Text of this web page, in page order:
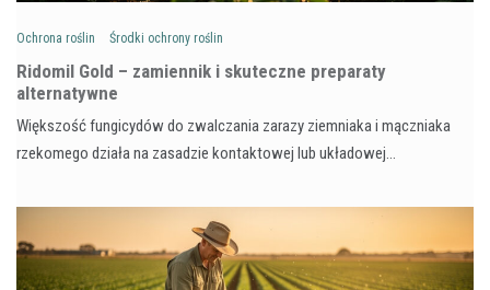
Ochrona roślin Środki ochrony roślin
Ridomil Gold – zamiennik i skuteczne preparaty
alternatywne
Większość fungicydów do zwalczania zarazy ziemniaka i mączniaka
rzekomego działa na zasadzie kontaktowej lub układowej…